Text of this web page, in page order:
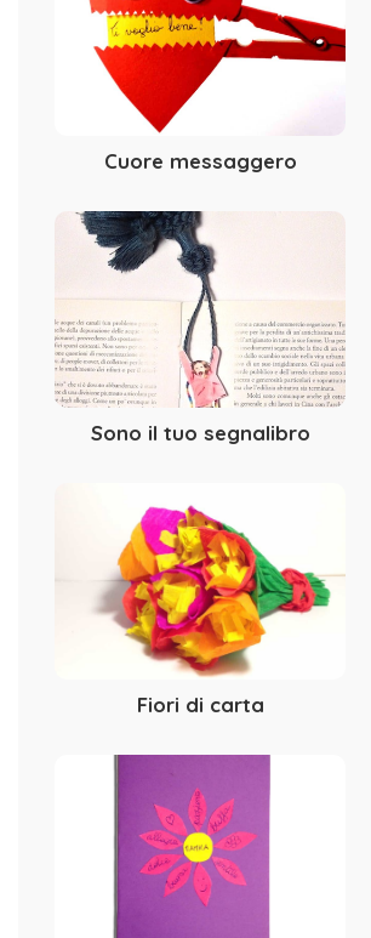
Cuore messaggero
Sono il tuo segnalibro
Fiori di carta